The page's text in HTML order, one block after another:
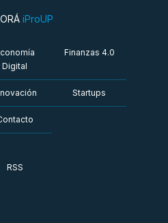
iProUP
Digital
Finanzas 4.0
Startups
RSS